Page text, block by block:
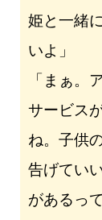
姫と一緒
いよ」
「まぁ。
サービス
ね。子供
告げてい
があるって